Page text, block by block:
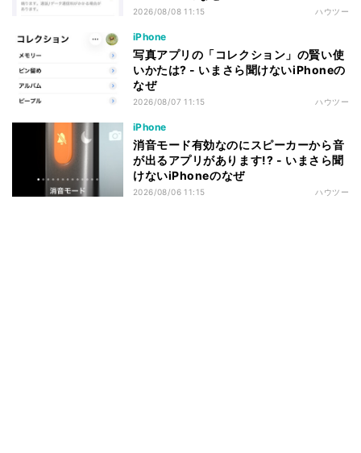
2026/08/08 11:15 ハウツー
iPhone
写真アプリの「コレクション」の賢い使
いかたは? - いまさら聞けないiPhoneの
なぜ
2026/08/07 11:15 ハウツー
iPhone
消音モード有効なのにスピーカーから音
が出るアプリがあります!? - いまさら聞
けないiPhoneのなぜ
2026/08/06 11:15 ハウツー